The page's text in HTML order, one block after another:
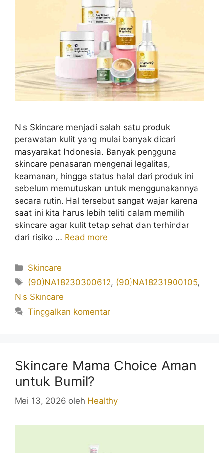
Nls Skincare menjadi salah satu produk
perawatan kulit yang mulai banyak dicari
masyarakat Indonesia. Banyak pengguna
skincare penasaran mengenai legalitas,
keamanan, hingga status halal dari produk ini
sebelum memutuskan untuk menggunakannya
secara rutin. Hal tersebut sangat wajar karena
saat ini kita harus lebih teliti dalam memilih
skincare agar kulit tetap sehat dan terhindar
dari risiko … Read more
Kategori
Skincare
Tag
(90)NA18230300612, (90)NA18231900105,
Nls Skincare
Tinggalkan komentar
Skincare Mama Choice Aman
untuk Bumil?
Mei 13, 2026 oleh Healthy